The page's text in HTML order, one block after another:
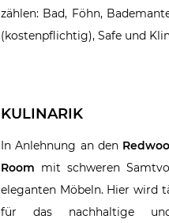
zählen: Bad, Föhn,
(kostenpflichtig), Safe und
KULINARIK
In Anlehnung an den
Room mit schweren
eleganten Möbeln. Hier wird
für das nachhaltige